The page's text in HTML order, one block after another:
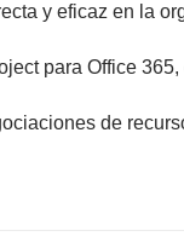
y eficaz en la
para Office
de